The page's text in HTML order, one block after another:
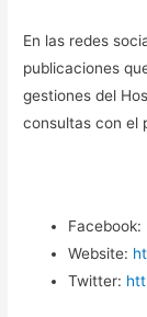
En las redes
publicaciones
gestiones del
consultas con el
Facebook:
Website:
Twitter: